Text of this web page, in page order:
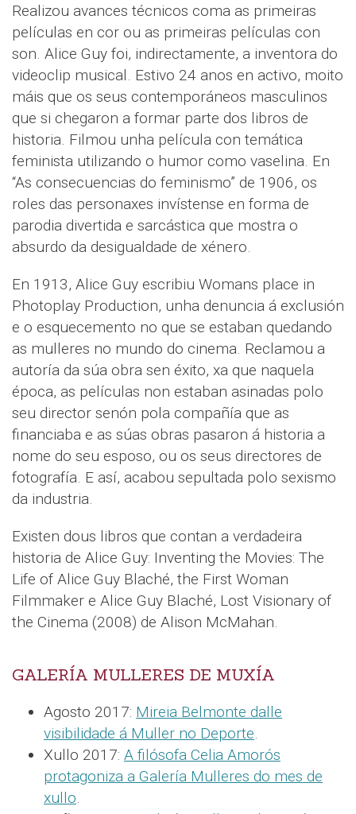
Realizou avances técnicos coma as primeiras
películas en cor ou as primeiras películas con
son. Alice Guy foi, indirectamente, a inventora do
videoclip musical. Estivo 24 anos en activo, moito
máis que os seus contemporáneos masculinos
que si chegaron a formar parte dos libros de
historia. Filmou unha película con temática
feminista utilizando o humor como vaselina. En
“As consecuencias do feminismo” de 1906, os
roles das personaxes invístense en forma de
parodia divertida e sarcástica que mostra o
absurdo da desigualdade de xénero.
En 1913, Alice Guy escribiu Womans place in
Photoplay Production, unha denuncia á exclusión
e o esquecemento no que se estaban quedando
as mulleres no mundo do cinema. Reclamou a
autoría da súa obra sen éxito, xa que naquela
época, as películas non estaban asinadas polo
seu director senón pola compañía que as
financiaba e as súas obras pasaron á historia a
nome do seu esposo, ou os seus directores de
fotografía. E así, acabou sepultada polo sexismo
da industria.
Existen dous libros que contan a verdadeira
historia de Alice Guy: Inventing the Movies: The
Life of Alice Guy Blaché, the First Woman
Filmmaker e Alice Guy Blaché, Lost Visionary of
the Cinema (2008) de Alison McMahan.
GALERÍA MULLERES DE MUXÍA
Agosto 2017: Mireia Belmonte dalle
visibilidade á Muller no Deporte.
Xullo 2017: A filósofa Celia Amorós
protagoniza a Galería Mulleres do mes de
xullo.